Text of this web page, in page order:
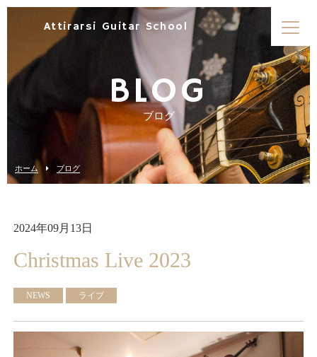
Attirarsi Guitar School
BLOG
ブログ
ホーム ブログ
2024年09月13日
Christmas Live 2023
NEWS ライブ